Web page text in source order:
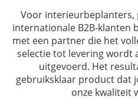
Voor interieurbeplanters,
internationale B2B-klanten
met een partner die het
selectie tot levering wordt
uitgevoerd. Het
gebruiksklaar product dat
onze kwaliteit